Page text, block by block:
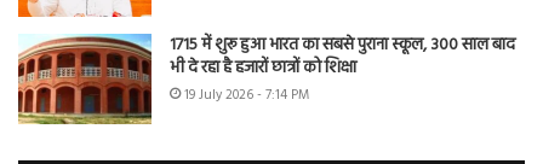
1715 में शुरू हुआ भारत का सबसे पुराना स्कूल, 300 साल बाद
भी दे रहा है हजारों छात्रों को शिक्षा
19 July 2026 - 7:14 PM